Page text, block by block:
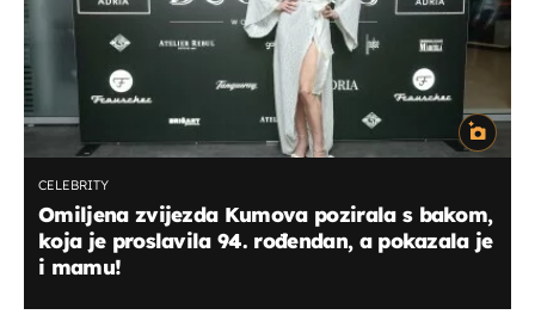
CELEBRITY
Omiljena zvijezda Kumova pozirala s bakom,
koja je proslavila 94. rođendan, a pokazala je
i mamu!